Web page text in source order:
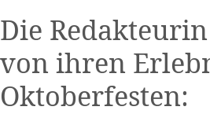
Die
von ihren
Oktoberfesten: